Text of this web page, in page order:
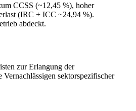
CCSS (~12,45 %), hoher
(IRC + ICC ~24,94 %).
abdeckt.
zur Erlangung der
sektorspezifischer